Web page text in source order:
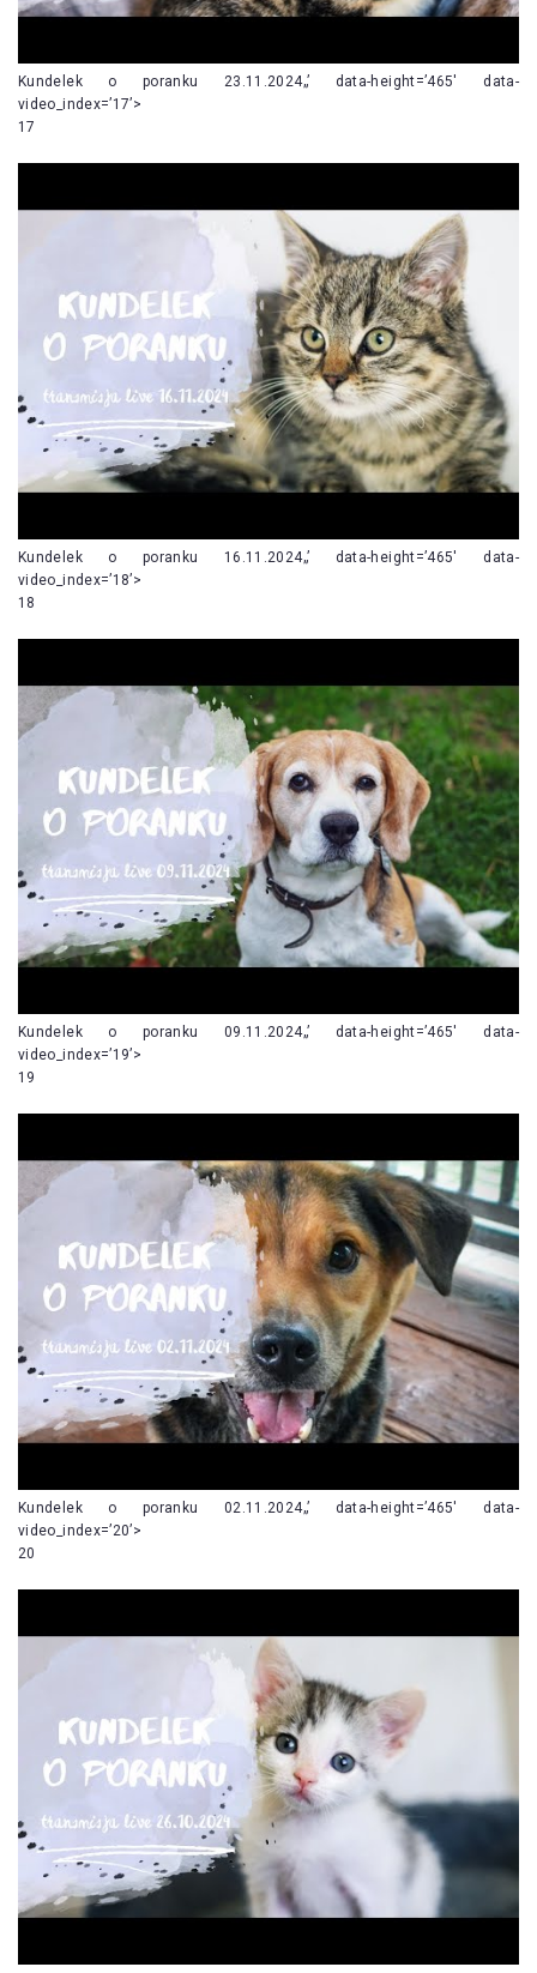
Kundelek o poranku 23.11.2024„’ data-height=’465′ data-
video_index=’17’>
17
Kundelek o poranku 16.11.2024„’ data-height=’465′ data-
video_index=’18’>
18
Kundelek o poranku 09.11.2024„’ data-height=’465′ data-
video_index=’19’>
19
Kundelek o poranku 02.11.2024„’ data-height=’465′ data-
video_index=’20’>
20